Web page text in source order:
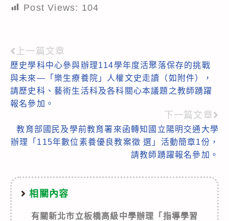
Post Views: 104
Read
more
articles
上一篇文章
歷史學科中心參與辦理114學年度活聚落保存的挑戰
與未來—「樂生療養院」人權文史走讀（如附件），
請歷史科、藝術生活科及各科關心本議題之教師踴躍
報名參加。
下一篇文章
教育部國民及學前教育署來函轉知國立陽明交通大學
辦理「115年數位素養優良教案徵 選」活動簡章1份，
請教師踴躍報名參加。
相關內容
有關新北市立板橋高級中學辦理「指導學習